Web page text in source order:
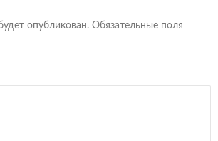
опубликован. Обязательные поля